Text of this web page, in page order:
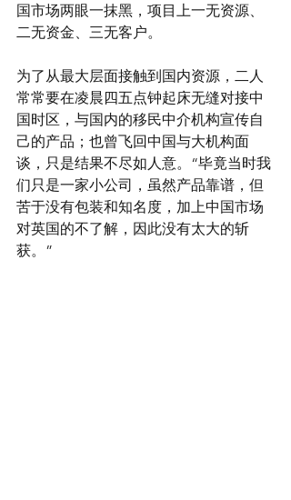
国市场两眼一抹黑，项目上一无资源、
二无资金、三无客户。
为了从最大层面接触到国内资源，二人
常常要在凌晨四五点钟起床无缝对接中
国时区，与国内的移民中介机构宣传自
己的产品；也曾飞回中国与大机构面
谈，只是结果不尽如人意。“毕竟当时我
们只是一家小公司，虽然产品靠谱，但
苦于没有包装和知名度，加上中国市场
对英国的不了解，因此没有太大的斩
获。”